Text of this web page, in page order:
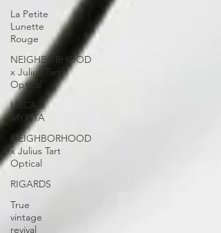
La Petite
Lunette
Rouge
NEIGHBORHOOD
x Julius Tart
Optical
LEICA x
MYKITA
NEIGHBORHOOD
x Julius Tart
Optical
RIGARDS
True
vintage
revival